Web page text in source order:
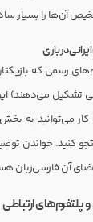
آن‌ها را بسیار
در بازی
رسمی که
می‌دهند)
می‌توانید به
کنید. خواندن
آن فارسی‌زبان
پلتفرم‌های ارتباطی